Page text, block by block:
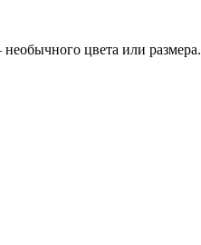
цвета или размера.